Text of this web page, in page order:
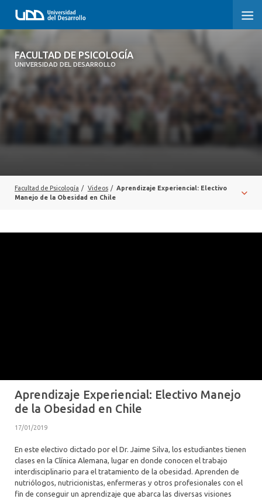
FACULTAD DE PSICOLOGÍA
UNIVERSIDAD DEL DESARROLLO
FACULTAD DE PSICOLOGÍA
POSTGRADOS Y EDUCACIÓN CONTINUA
Facultad de Psicología / Videos / Aprendizaje Experiencial: Electivo
Manejo de la Obesidad en Chile
Aprendizaje Experiencial: Electivo Manejo
de la Obesidad en Chile
17/01/2019
En este electivo dictado por el Dr. Jaime Silva, los estudiantes tienen
clases en la Clínica Alemana, lugar en donde conocen el trabajo
interdisciplinario para el tratamiento de la obesidad. Aprenden de
nutriólogos, nutricionistas, enfermeras y otros profesionales con el
fin de conseguir un aprendizaje que abarca las diversas visiones